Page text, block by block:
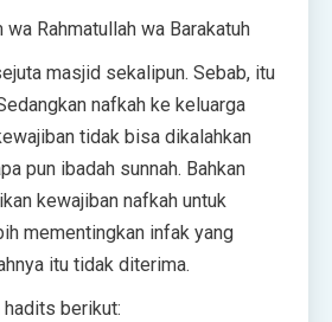
wa Rahmatullah wa Barakatuh
masjid sekalipun. Sebab, itu
nafkah ke keluarga
tidak bisa dikalahkan
pun ibadah sunnah. Bahkan
kewajiban nafkah untuk
mementingkan infak yang
itu tidak diterima.
hadits berikut: